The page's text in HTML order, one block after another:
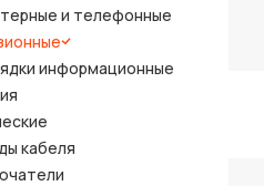
и телефонные
информационные
кабеля